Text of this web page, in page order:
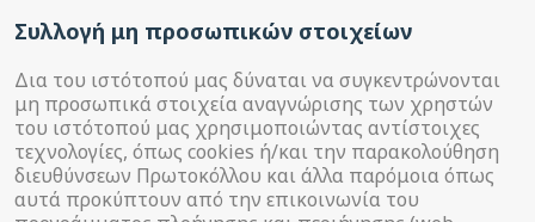
Συλλογή μη προσωπικών στοιχείων
Δια του ιστότοπού μας δύναται να συγκεντρώνονται
μη προσωπικά στοιχεία αναγνώρισης των χρηστών
του ιστότοπού μας χρησιμοποιώντας αντίστοιχες
τεχνολογίες, όπως cookies ή/και την παρακολούθηση
διευθύνσεων Πρωτοκόλλου και άλλα παρόμοια όπως
αυτά προκύπτουν από την επικοινωνία του